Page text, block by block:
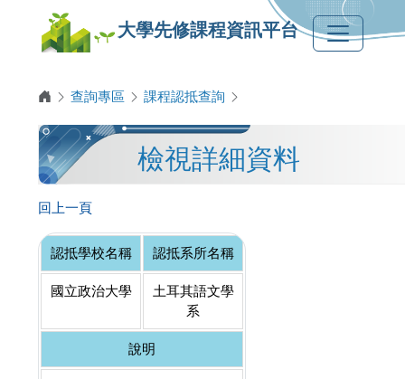
大學先修課程資訊平台
查詢專區 課程認抵查詢
檢視詳細資料
回上一頁
認抵學校名稱 認抵系所名稱
國立政治大學
土耳其語文學
系
說明